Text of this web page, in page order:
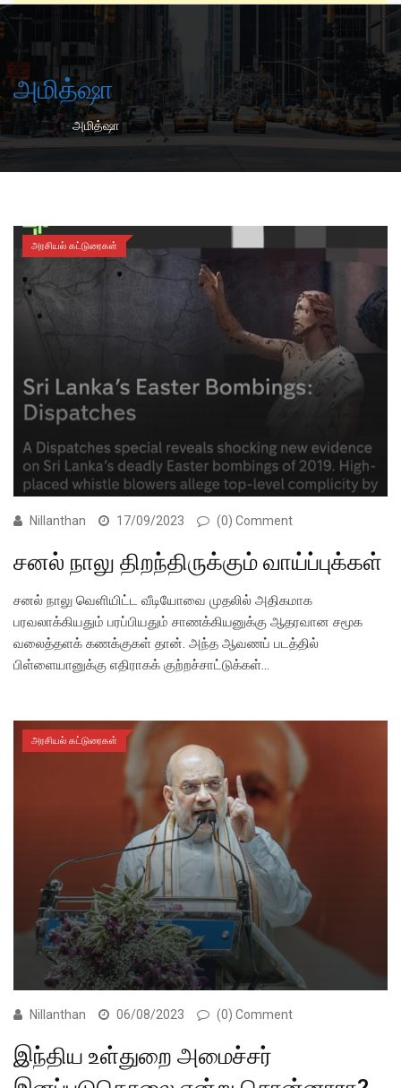
அமித்ஷா
Home-அமித்ஷா
அரசியல் கட்டுரைகள்
Nillanthan 17/09/2023 (0) Comment
சனல் நாலு திறந்திருக்கும் வாய்ப்புக்கள்
சனல் நாலு வெளியிட்ட வீடியோவை முதலில் அதிகமாக
பரவலாக்கியதும் பரப்பியதும் சாணக்கியனுக்கு ஆதரவான சமூக
வலைத்தளக் கணக்குகள் தான். அந்த ஆவணப் படத்தில்
பிள்ளையானுக்கு எதிராகக் குற்றச்சாட்டுக்கள்…
அரசியல் கட்டுரைகள்
Nillanthan 06/08/2023 (0) Comment
இந்திய உள்துறை அமைச்சர்